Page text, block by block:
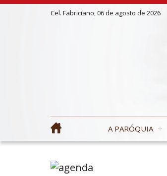
Cel. Fabriciano, 06 de agosto de 2026
A PARÓQUIA